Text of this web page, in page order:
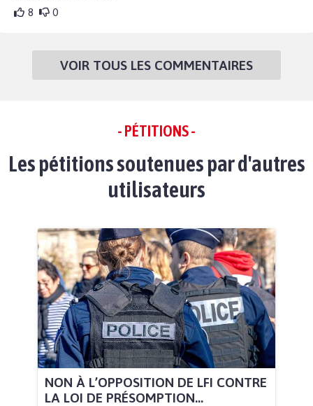
8 0
VOIR TOUS LES COMMENTAIRES
- PÉTITIONS -
Les pétitions soutenues par d'autres
utilisateurs
NON À L’OPPOSITION DE LFI CONTRE
LA LOI DE PRÉSOMPTION...